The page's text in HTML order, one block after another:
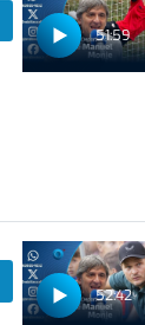
51:59
52:42